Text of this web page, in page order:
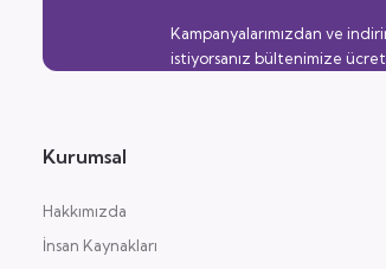
Kampanyalarımızdan ve
istiyorsanız bültenimize
Kurumsal
Hakkımızda
İnsan Kaynakları